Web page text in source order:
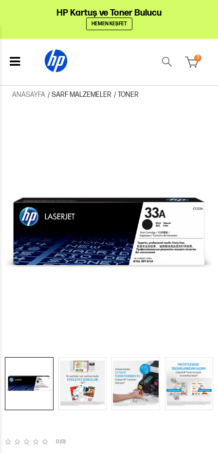
HP Kartuş ve Toner Bulucu
HEMEN KEŞFET
0
ANASAYFA /SARF MALZEMELER /TONER
0 (0)